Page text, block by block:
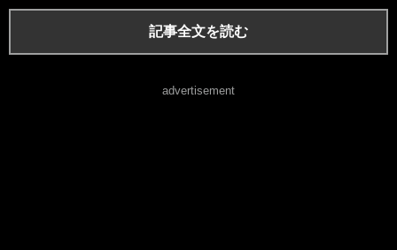
記事全文を読む
advertisement